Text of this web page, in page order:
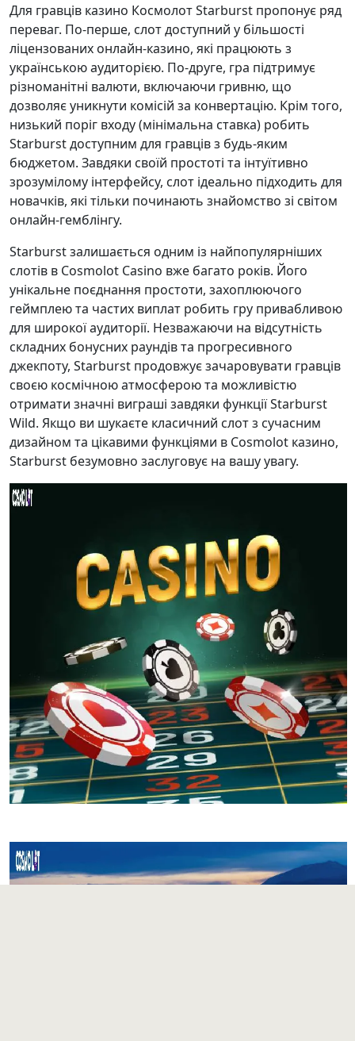
Для гравців казино Космолот Starburst пропонує ряд
переваг. По-перше, слот доступний у більшості
ліцензованих онлайн-казино, які працюють з
українською аудиторією. По-друге, гра підтримує
різноманітні валюти, включаючи гривню, що
дозволяє уникнути комісій за конвертацію. Крім того,
низький поріг входу (мінімальна ставка) робить
Starburst доступним для гравців з будь-яким
бюджетом. Завдяки своїй простоті та інтуїтивно
зрозумілому інтерфейсу, слот ідеально підходить для
новачків, які тільки починають знайомство зі світом
онлайн-гемблінгу.
Starburst залишається одним із найпопулярніших
слотів в Cosmolot Casino вже багато років. Його
унікальне поєднання простоти, захоплюючого
геймплею та частих виплат робить гру привабливою
для широкої аудиторії. Незважаючи на відсутність
складних бонусних раундів та прогресивного
джекпоту, Starburst продовжує зачаровувати гравців
своєю космічною атмосферою та можливістю
отримати значні виграші завдяки функції Starburst
Wild. Якщо ви шукаєте класичний слот з сучасним
дизайном та цікавими функціями в Cosmolot казино,
Starburst безумовно заслуговує на вашу увагу.